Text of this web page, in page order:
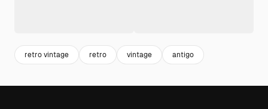
retro vintage retro vintage antigo